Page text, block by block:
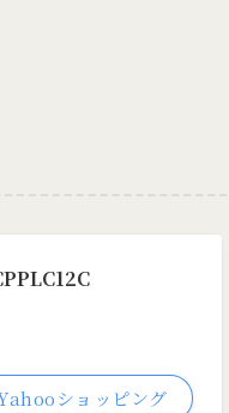
ショッピング